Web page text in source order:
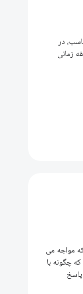
در
زمانی
مواجه می
چگونه با